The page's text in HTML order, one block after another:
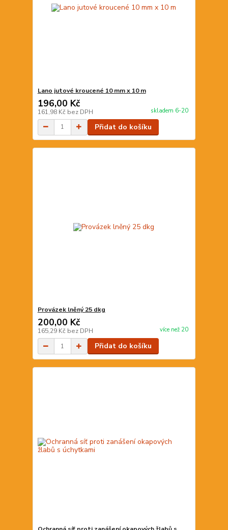
Lano jutové kroucené 10 mm x 10 m
196,00 Kč
161,98 Kč bez DPH skladem 6-20
Přidat do košíku
Provázek lněný 25 dkg
200,00 Kč
165,29 Kč bez DPH více než 20
Přidat do košíku